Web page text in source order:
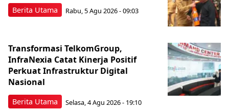
Berita Utama Rabu, 5 Agu 2026 - 09:03
Berita Utama
Transformasi TelkomGroup,
InfraNexia Catat Kinerja Positif
Perkuat Infrastruktur Digital
Nasional
Selasa, 4 Agu 2026 - 19:10